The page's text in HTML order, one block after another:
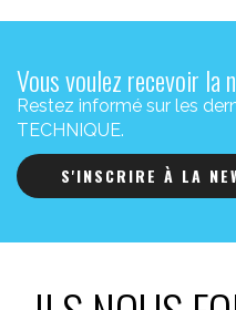
Vous voulez recevoir la
Restez informé sur les
TECHNIQUE.
S'INSCRIRE À LA